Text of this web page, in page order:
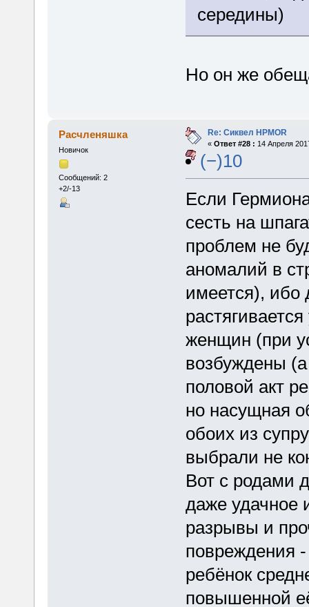
середины)
Но он же
Расчленяшка
Новичок
Сообщений: 2
+2/-13
Re: Сиквел HPMOR
« Ответ #28 : 14 Апреля
(−)10
Если
сесть на
проблем не
аномалий в
имеется), ибо
женщин (при
возбуждены (а
половой акт
но насущная
обоих из
выбрали не
Вот с родами
даже удачное
разрывы и
повреждения -
ребёнок
повышенной